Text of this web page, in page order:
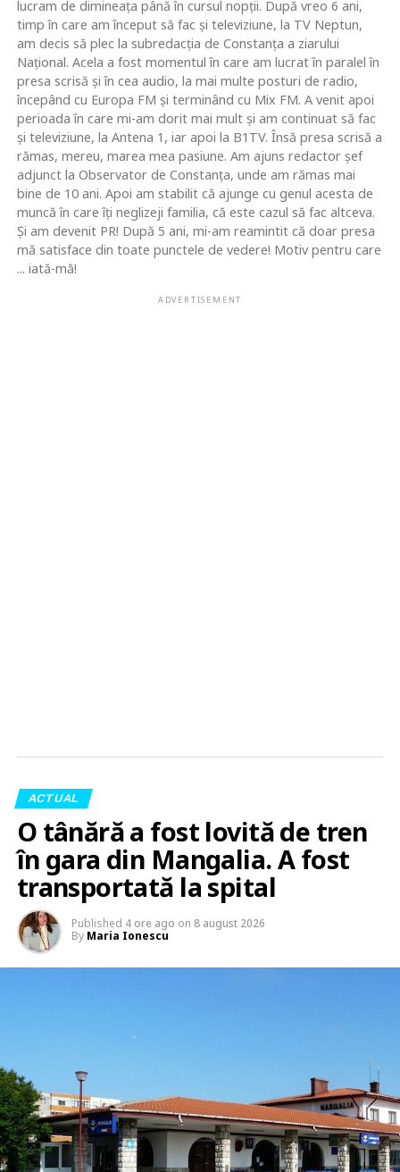
lucram de dimineaţa până în cursul nopţii. După vreo 6 ani,
timp în care am început să fac şi televiziune, la TV Neptun,
am decis să plec la subredacţia de Constanţa a ziarului
Naţional. Acela a fost momentul în care am lucrat în paralel în
presa scrisă şi în cea audio, la mai multe posturi de radio,
începând cu Europa FM şi terminând cu Mix FM. A venit apoi
perioada în care mi-am dorit mai mult şi am continuat să fac
şi televiziune, la Antena 1, iar apoi la B1TV. Însă presa scrisă a
rămas, mereu, marea mea pasiune. Am ajuns redactor şef
adjunct la Observator de Constanţa, unde am rămas mai
bine de 10 ani. Apoi am stabilit că ajunge cu genul acesta de
muncă în care îţi neglizeji familia, că este cazul să fac altceva.
Şi am devenit PR! După 5 ani, mi-am reamintit că doar presa
mă satisface din toate punctele de vedere! Motiv pentru care
... iată-mă!
ADVERTISEMENT
ACTUAL
O tânără a fost lovită de tren
în gara din Mangalia. A fost
transportată la spital
Published 4 ore ago on 8 august 2026
By Maria Ionescu